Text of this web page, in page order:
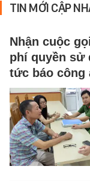
TIN MỚI CẬP
Nhận cuộc
phí quyền sử
tức báo công